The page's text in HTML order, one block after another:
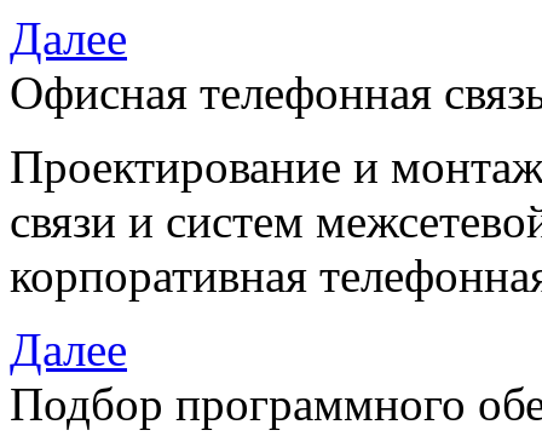
Далее
Офисная телефонная
Проектирование и
связи и систем
корпоративная
Далее
Подбор программного